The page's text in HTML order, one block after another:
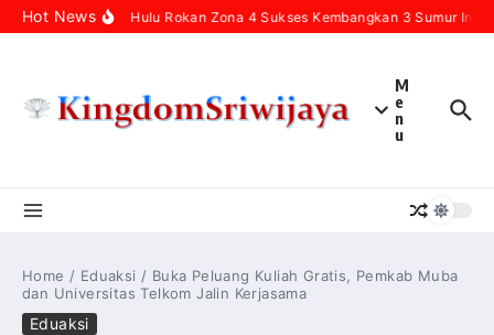
Skip to content
Hot News
Pertamina Hulu Rokan Zona 4 Sukses Kembangkan 3 Sumur Infill
M
e
n
u
Home / Eduaksi / Buka Peluang Kuliah Gratis, Pemkab Muba
dan Universitas Telkom Jalin Kerjasama
Eduaksi